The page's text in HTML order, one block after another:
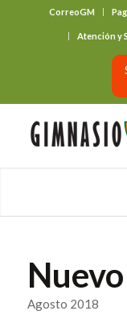
CorreoGM
Atención y
Agosto 2018